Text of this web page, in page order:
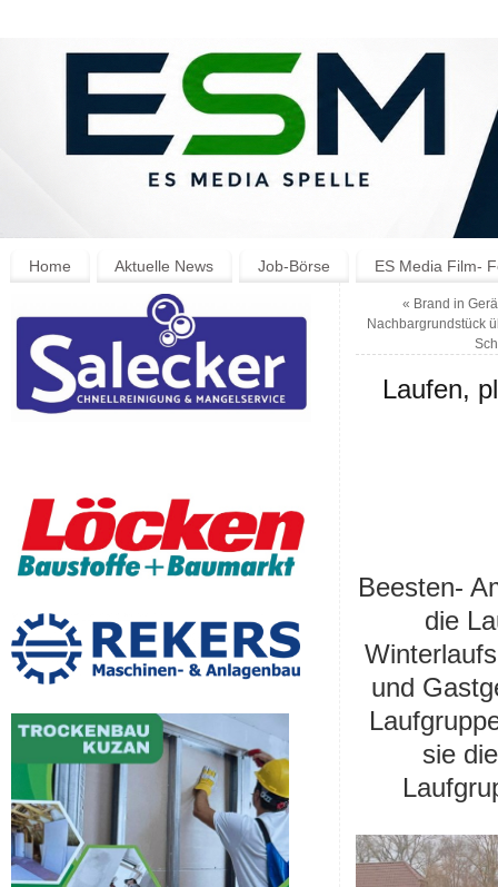
Home Aktuelle News Job-Börse ES Media Film-
« Brand in
Nachbargrundstück
Laufen,
Beesten-
die
und
sie